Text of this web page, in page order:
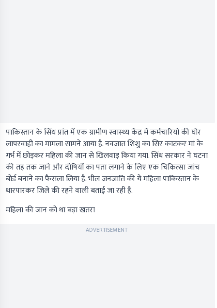
पाकिस्तान के सिंध प्रांत में एक ग्रामीण स्वास्थ्य केंद्र में कर्मचारियों की घोर
लापरवाही का मामला सामने आया है. नवजात शिशु का सिर काटकर मां के
गर्भ में छोड़कर महिला की जान से खिलवाड़ किया गया. सिंध सरकार ने घटना
की तह तक जाने और दोषियों का पता लगाने के लिए एक चिकित्सा जांच
बोर्ड बनाने का फैसला लिया है. भील जनजाति की ये महिला पाकिस्तान के
थारपारकर जिले की रहने वाली बताई जा रही है.
महिला की जान को था बड़ा खतरा
ADVERTISEMENT